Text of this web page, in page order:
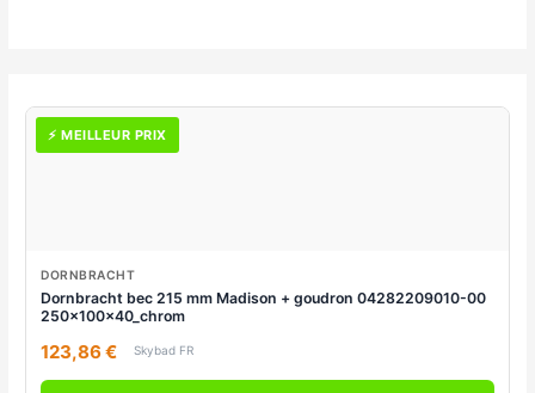
⚡ MEILLEUR PRIX
DORNBRACHT
Dornbracht bec 215 mm Madison + goudron 04282209010-00
250x100x40_chrom
123,86 € Skybad FR